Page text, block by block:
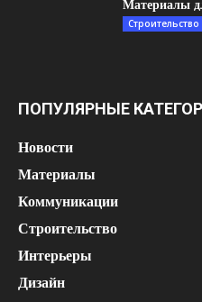
Материалы
Строительство
ПОПУЛЯРНЫЕ
Новости
Материалы
Коммуникации
Строительство
Интерьеры
Дизайн